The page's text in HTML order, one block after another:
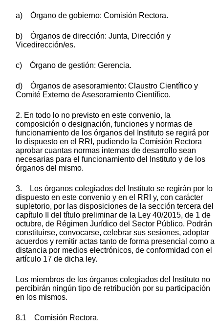
a) Órgano de gobierno: Comisión Rectora.
b) Órganos de dirección: Junta, Dirección y
Vicedirección/es.
c) Órgano de gestión: Gerencia.
d) Órganos de asesoramiento: Claustro Científico y
Comité Externo de Asesoramiento Científico.
2. En todo lo no previsto en este convenio, la
composición o designación, funciones y normas de
funcionamiento de los órganos del Instituto se regirá por
lo dispuesto en el RRI, pudiendo la Comisión Rectora
aprobar cuantas normas internas de desarrollo sean
necesarias para el funcionamiento del Instituto y de los
órganos del mismo.
3. Los órganos colegiados del Instituto se regirán por lo
dispuesto en este convenio y en el RRI y, con carácter
supletorio, por las disposiciones de la sección tercera del
capítulo II del título preliminar de la Ley 40/2015, de 1 de
octubre, de Régimen Jurídico del Sector Público. Podrán
constituirse, convocarse, celebrar sus sesiones, adoptar
acuerdos y remitir actas tanto de forma presencial como a
distancia por medios electrónicos, de conformidad con el
artículo 17 de dicha ley.
Los miembros de los órganos colegiados del Instituto no
percibirán ningún tipo de retribución por su participación
en los mismos.
8.1 Comisión Rectora.